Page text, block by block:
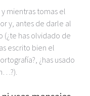
mientras tomas el
y, antes de darle al
has olvidado de
escrito bien el
¿has usado